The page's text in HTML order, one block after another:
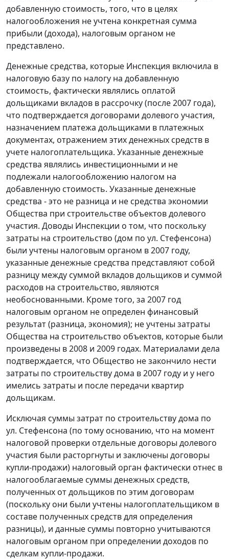
добавленную стоимость, того, что в целях
налогообложения не учтена конкретная сумма
прибыли (дохода), налоговым органом не
представлено.
Денежные средства, которые Инспекция включила в
налоговую базу по налогу на добавленную
стоимость, фактически являлись оплатой
дольщиками вкладов в рассрочку (после 2007 года),
что подтверждается договорами долевого участия,
назначением платежа дольщиками в платежных
документах, отражением этих денежных средств в
учете налогоплательщика. Указанные денежные
средства являлись инвестиционными и не
подлежали налогообложению налогом на
добавленную стоимость. Указанные денежные
средства - это не разница и не средства экономии
Общества при строительстве объектов долевого
участия. Доводы Инспекции о том, что поскольку
затраты на строительство (дом по ул. Стефенсона)
были учтены налоговым органом в 2007 году,
указанные денежные средства представляют собой
разницу между суммой вкладов дольщиков и суммой
расходов на строительство, являются
необоснованными. Кроме того, за 2007 год
налоговым органом не определен финансовый
результат (разница, экономия); не учтены затраты
Общества на строительство объектов, которые были
произведены в 2008 и 2009 годах. Материалами дела
подтверждается, что Общество не закончило нести
затраты по строительству дома в 2007 году и у него
имелись затраты и после передачи квартир
дольщикам.
Исключая суммы затрат по строительству дома по
ул. Стефенсона (по тому основанию, что на момент
налоговой проверки отдельные договоры долевого
участия были расторгнуты и заключены договоры
купли-продажи) налоговый орган фактически отнес в
налогооблагаемые суммы денежных средств,
полученных от дольщиков по этим договорам
(поскольку они были учтены налогоплательщиком в
составе полученных средств для определения
разницы), и данные суммы повторно учитываются
налоговым органом при определении доходов по
сделкам купли-продажи.